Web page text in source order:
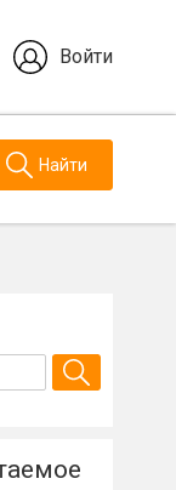
Войти
Найти